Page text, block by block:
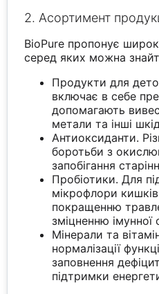
2. Асортимент
BioPure пропонує
серед яких можна
Продукти для
включає в себе
допомагають
метали та інші
Антиоксиданти.
боротьби з
запобігання
Пробіотики. Для
мікрофлори
покращенню
зміцненню імунної
Мінерали та
нормалізації
заповнення
підтримки